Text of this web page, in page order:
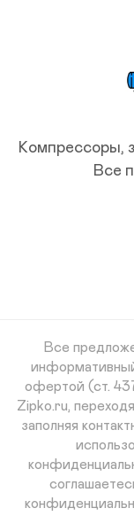
Компрессоры,
Все
Все
офертой (ст.
Zipko.ru,
заполняя